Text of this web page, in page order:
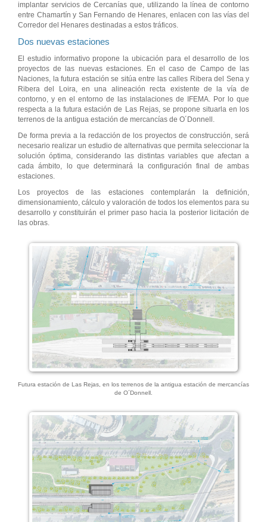
implantar servicios de Cercanías que, utilizando la línea de contorno
entre Chamartín y San Fernando de Henares, enlacen con las vías del
Corredor del Henares destinadas a estos tráficos.
Dos nuevas estaciones
El estudio informativo propone la ubicación para el desarrollo de los
proyectos de las nuevas estaciones. En el caso de Campo de las
Naciones, la futura estación se sitúa entre las calles Ribera del Sena y
Ribera del Loira, en una alineación recta existente de la vía de
contorno, y en el entorno de las instalaciones de IFEMA. Por lo que
respecta a la futura estación de Las Rejas, se propone situarla en los
terrenos de la antigua estación de mercancías de O´Donnell.
De forma previa a la redacción de los proyectos de construcción, será
necesario realizar un estudio de alternativas que permita seleccionar la
solución óptima, considerando las distintas variables que afectan a
cada ámbito, lo que determinará la configuración final de ambas
estaciones.
Los proyectos de las estaciones contemplarán la definición,
dimensionamiento, cálculo y valoración de todos los elementos para su
desarrollo y constituirán el primer paso hacia la posterior licitación de
las obras.
Futura estación de Las Rejas, en los terrenos de la antigua estación de mercancías
de O´Donnell.